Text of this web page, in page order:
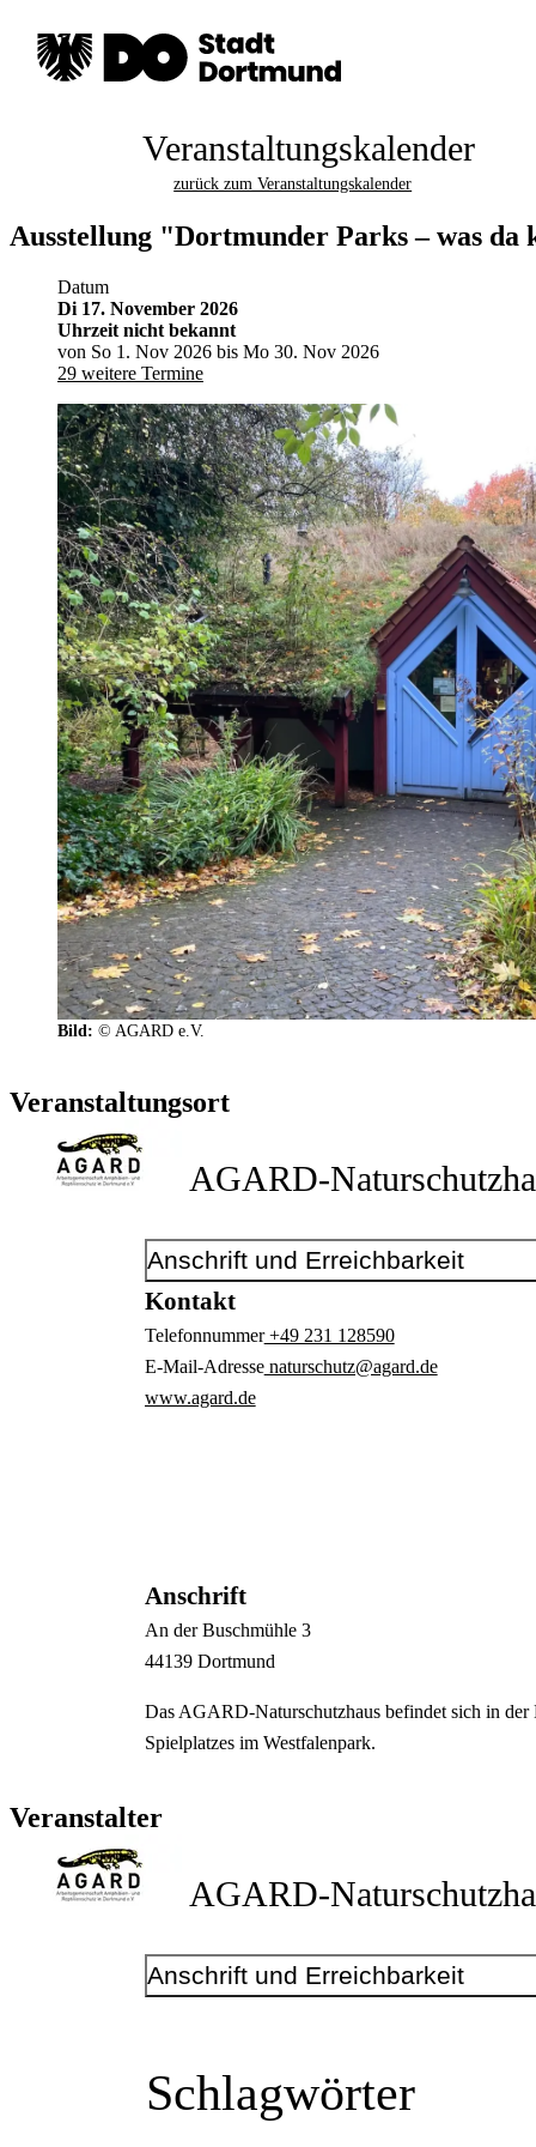
Veranstaltungskalender
zurück zum Veranstaltungskalender
Ausstellung "Dortmunder Parks – was
Datum
Di 17. November 2026
Uhrzeit nicht bekannt
von So 1. Nov 2026 bis Mo 30. Nov 2026
29 weitere Termine
Bild: © AGARD e.V.
Veranstaltungsort
AGARD-
Anschrift und Erreichbarkeit
Kontakt
Telefonnummer+49 231 128590
E-Mail-Adressenaturschutz@agard.de
www.agard.de
Anschrift
An der Buschmühle 3
44139 Dortmund
Das AGARD-Naturschutzhaus befindet sich in der
Spielplatzes im Westfalenpark.
Veranstalter
AGARD-
Anschrift und Erreichbarkeit
E-Mail-Adresse
naturschutz@agard.de
www.agard.de
Schlagwörter